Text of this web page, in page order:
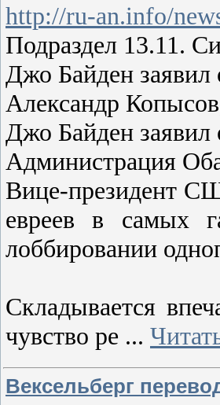
http://ru-an.info/
Подраздел 13.11.
Джо Байден заявил
Александр
Джо Байден заявил
Администрация
Вице-президент
евреев в самых
лоббировании
Складывается
чувство ре ...
Вексельберг